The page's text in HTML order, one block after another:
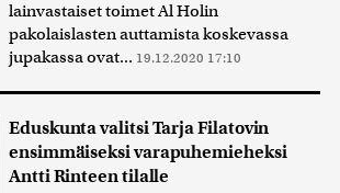
lainvastaiset toimet Al Holin
pakolaislasten auttamista koskevassa
jupakassa ovat... 19.12.2020 17:10
Eduskunta valitsi Tarja Filatovin
ensimmäiseksi varapuhemieheksi
Antti Rinteen tilalle